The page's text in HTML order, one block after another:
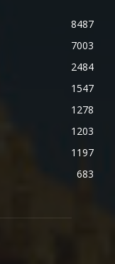
8487
7003
2484
1547
1278
1203
1197
683